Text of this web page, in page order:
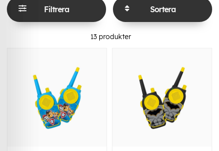
Filtrera Sortera
13produkter